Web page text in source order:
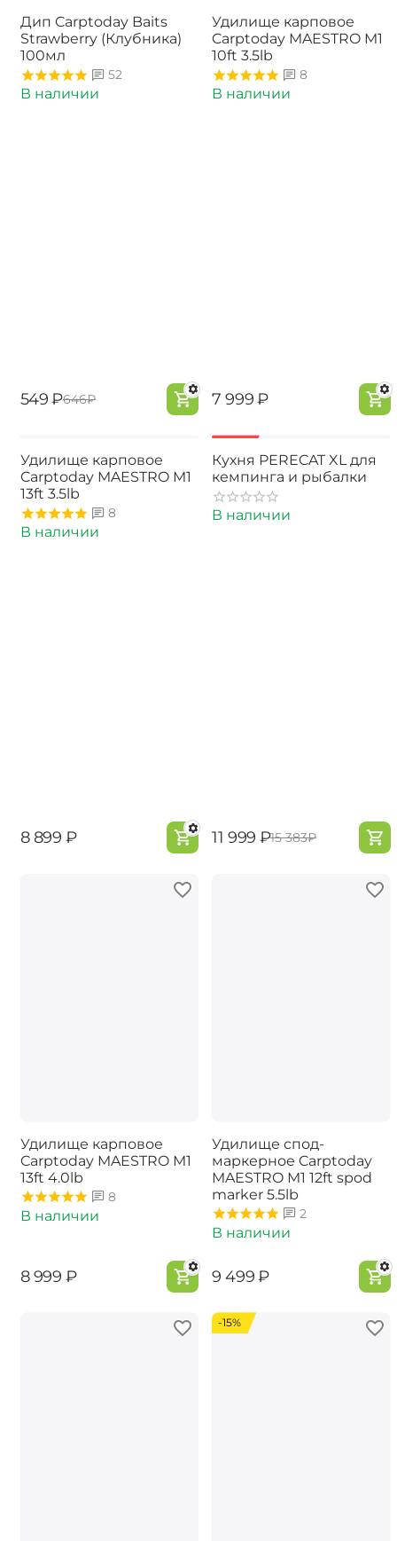
Дип Carptoday Baits
Strawberry (Клубника)
100мл
52
В наличии
‍549‍ ₽‍646‍₽
Удилище карповое
Carptoday MAESTRO M1
10ft 3.5lb
8
В наличии
‍7 999‍₽
Удилище карповое
Carptoday MAESTRO M1
13ft 3.5lb
8
В наличии
‍8 899‍ ₽
Кухня PERECAT XL для
кемпинга и рыбалки
В наличии
‍11 999‍ ₽‍15 383‍₽
Удилище карповое
Carptoday MAESTRO M1
13ft 4.0lb
8
В наличии
‍8 999‍ ₽
Удилище спод-
маркерное Carptoday
MAESTRO M1 12ft spod
marker 5.5lb
2
В наличии
‍9 499‍₽
-15%